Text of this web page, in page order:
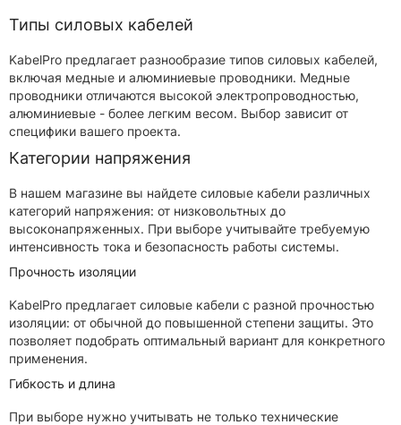
Типы силовых кабелей
KabelPro предлагает разнообразие типов силовых кабелей,
включая медные и алюминиевые проводники. Медные
проводники отличаются высокой электропроводностью,
алюминиевые - более легким весом. Выбор зависит от
специфики вашего проекта.
Категории напряжения
В нашем магазине вы найдете силовые кабели различных
категорий напряжения: от низковольтных до
высоконапряженных. При выборе учитывайте требуемую
интенсивность тока и безопасность работы системы.
Прочность изоляции
KabelPro предлагает силовые кабели с разной прочностью
изоляции: от обычной до повышенной степени защиты. Это
позволяет подобрать оптимальный вариант для конкретного
применения.
Гибкость и длина
При выборе нужно учитывать не только технические